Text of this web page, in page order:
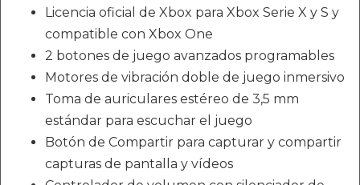
Licencia oficial de Xbox para Xbox Serie X y S y
compatible con Xbox One
2 botones de juego avanzados programables
Motores de vibración doble de juego inmersivo
Toma de auriculares estéreo de 3,5 mm
estándar para escuchar el juego
Botón de Compartir para capturar y compartir
capturas de pantalla y vídeos